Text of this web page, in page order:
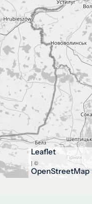
Leaflet
| ©
OpenStreetMap